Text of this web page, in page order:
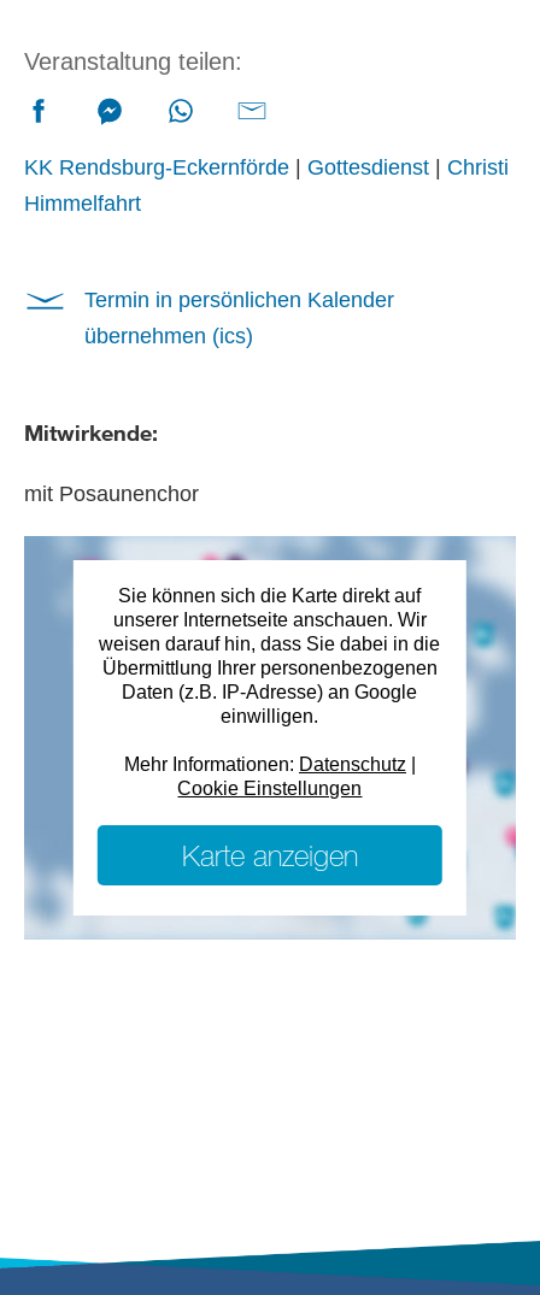
Veranstaltung teilen:
KK Rendsburg-Eckernförde | Gottesdienst | Christi
Himmelfahrt
Termin in persönlichen Kalender
übernehmen (ics)
Mitwirkende:
mit Posaunenchor
Sie können sich die Karte direkt auf
unserer Internetseite anschauen. Wir
weisen darauf hin, dass Sie dabei in die
Übermittlung Ihrer personenbezogenen
Daten (z.B. IP-Adresse) an Google
einwilligen.
Mehr Informationen: Datenschutz
Cookie Einstellungen
Karte anzeigen